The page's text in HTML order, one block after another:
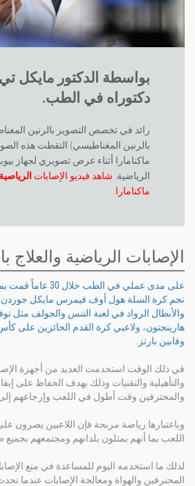
بواسطة الدكتور مايكل تي.
دكتوراه في الطب.
رائد في تخصص التصوير بالرنين
بالرنين المغناطيسي) التقطت هذه
ماكنامارا أثناء عرض تصويري لجهاز
الرياضية. شاهد فيديو الإصابات
ماكنامارا.
الإصابات الرياضية والعلاج
على مدى عملي في
نجم كرة السلة هول أوف فيمرس مايكل
والأبطال الرواد في لعبة التنس والجولف مثل
هارينجتون، ولاعبي كرة القدم الحائزين على
وفابين بارتز.
في ذلك الوقت استخدمت العديد من أجهزة
والتأهيلية والتقنيات وذلك بهدف الحفاظ على
والمحترفين وقت أطول في اللعب وإرجاعهم إلى
وباعتبارها رياضة مربحة فإن اللاعبين يصرون
اللعب بما أنهم يمثلون بلدانهم ومجتمعهم بجميع
لذلك ما استخدمه اليوم للمساعدة في منع
المحترفين والهواة ومعالجة الإصابات عندما